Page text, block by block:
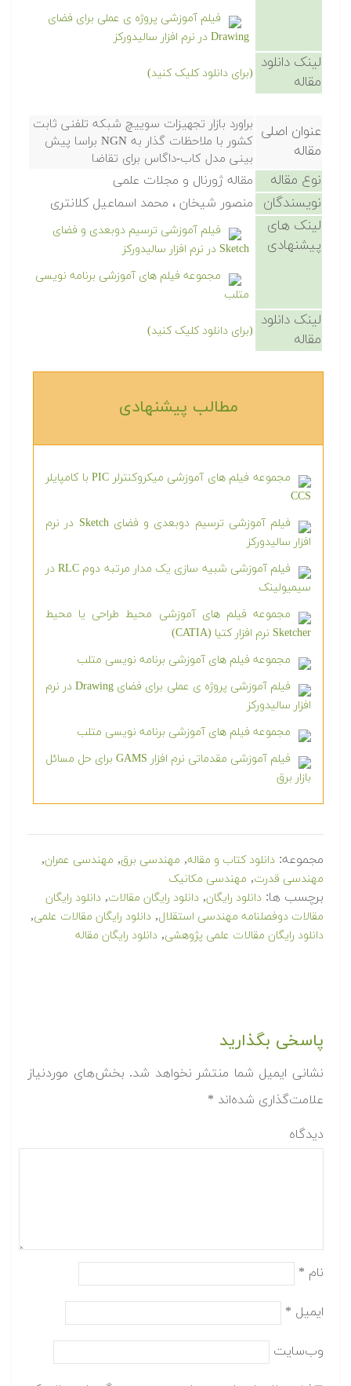
فیلم آموزشی پروژه ی عملی برای فضای
Drawing در نرم افزار سالیدورکز
لینک دانلود
مقاله
(برای دانلود کلیک کنید)
عنوان اصلی
مقاله
براورد بازار تجهیزات سوییچ شبکه تلفنی ثابت
کشور با ملاحظات گذار به NGN براسا پیش
بینی مدل کاب-داگاس برای تقاضا
نوع مقاله مقاله ژورنال و مجلات علمی
نویسندگان منصور شیخان ، محمد اسماعیل کلانتری
لینک های
پیشنهادی
فیلم آموزشی ترسیم دوبعدی و فضای
Sketch در نرم افزار سالیدورکز
مجموعه فیلم های آموزشی برنامه نویسی
متلب
لینک دانلود
مقاله
(برای دانلود کلیک کنید)
مطالب پیشنهادی‎
مجموعه فیلم های آموزشی میکروکنترلر PIC با کامپایلر
CCS
فیلم آموزشی ترسیم دوبعدی و فضای Sketch در نرم
افزار سالیدورکز
فیلم آموزشی شبیه سازی یک مدار مرتبه دوم RLC در
سیمیولینک
مجموعه فیلم های آموزشی محیط طراحی یا محیط
Sketcher نرم افزار کتیا (CATIA)
مجموعه فیلم های آموزشی برنامه نویسی متلب
فیلم آموزشی پروژه ی عملی برای فضای Drawing در نرم
افزار سالیدورکز
مجموعه فیلم های آموزشی برنامه نویسی متلب
فیلم آموزشی مقدماتی نرم افزار GAMS برای حل مسائل
بازار برق
مجموعه: دانلود کتاب و مقاله, مهندسی برق, مهندسی عمران,
مهندسی قدرت, مهندسی مکانیک
برچسب ها: دانلود رایگان, دانلود رایگان مقالات, دانلود رایگان
مقالات دوفصلنامه مهندسی استقلال, دانلود رایگان مقالات علمی,
دانلود رایگان مقالات علمی پژوهشی, دانلود رایگان مقاله
پاسخی بگذارید
نشانی ایمیل شما منتشر نخواهد شد. بخش‌های موردنیاز
علامت‌گذاری شده‌اند *
دیدگاه
نام *
ایمیل *
وب‌سایت